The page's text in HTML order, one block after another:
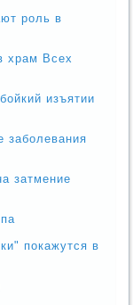
роль в
храм Всех
изъятии
заболевания
затмение
покажутся в